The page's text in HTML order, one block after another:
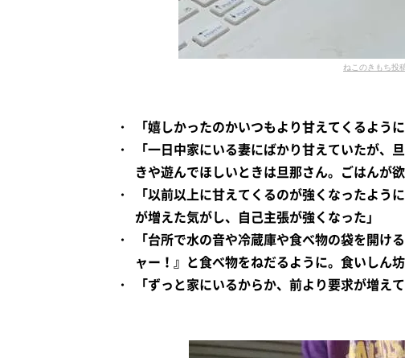
ねこのきもち投
「嬉しかったのかいつもより甘えてくるよう
「一日中家にいる妻にばかり甘えていたが
きや遊んでほしいときは旦那さん。ごはんが
「以前以上に甘えてくるのが強くなったよ
が増えた気がし、自己主張が強くなった」
「台所で水の音や冷蔵庫や食べ物の袋を開
ャー！』と食べ物をねだるように。食いしん坊
「ずっと家にいるからか、前より要求が増え